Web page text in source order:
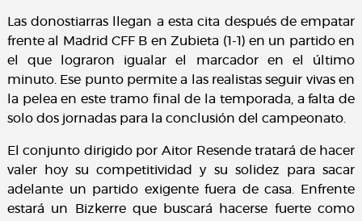
Las donostiarras llegan a esta cita después de empatar
frente al Madrid CFF B en Zubieta (1-1) en un partido en
el que lograron igualar el marcador en el último
minuto. Ese punto permite a las realistas seguir vivas en
la pelea en este tramo final de la temporada, a falta de
solo dos jornadas para la conclusión del campeonato.
El conjunto dirigido por Aitor Resende tratará de hacer
valer hoy su competitividad y su solidez para sacar
adelante un partido exigente fuera de casa. Enfrente
estará un Bizkerre que buscará hacerse fuerte como